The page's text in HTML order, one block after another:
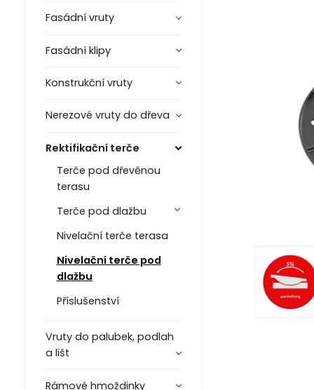
Fasádní vruty
Fasádní klipy
Konstrukční vruty
Nerezové vruty do dřeva
Rektifikační terče
Terče pod dřevěnou
terasu
Terče pod dlažbu
Nivelační terče terasa
Nivelační terče pod
dlažbu
Příslušenství
Vruty do palubek, podlah
a lišt
Rámové hmoždinky